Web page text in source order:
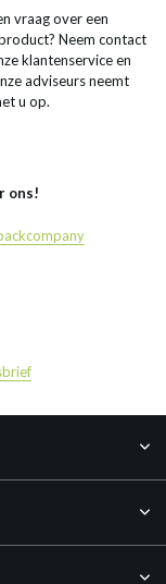
vraag over een
Neem contact
klantenservice en
adviseurs neemt
u op.
ons!